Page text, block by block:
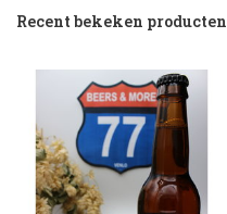
Recent bekeken producten